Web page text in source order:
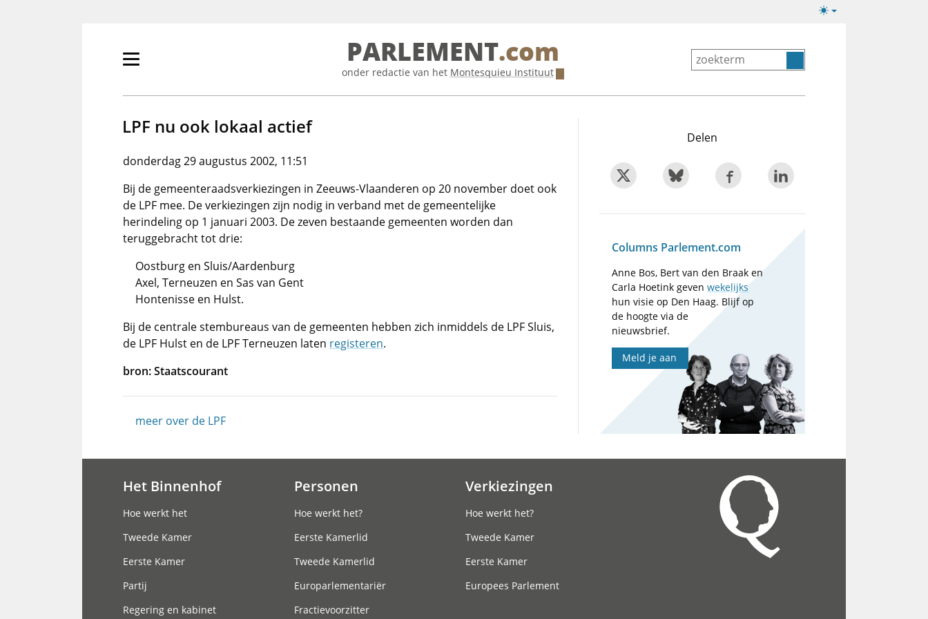
Lichte/donkere
Primair
tonen/verbergen
PARLEMENT.com
onder redactie van het Montesquieu Instituut
LPF nu ook lokaal actief
donderdag 29 augustus 2002, 11:51
Bij de gemeenteraadsverkiezingen in Zeeuws-Vlaanderen op 20 november doet ook
de LPF mee. De verkiezingen zijn nodig in verband met de gemeentelijke
herindeling op 1 januari 2003. De zeven bestaande gemeenten worden dan
teruggebracht tot drie:
Oostburg en Sluis/Aardenburg
Axel, Terneuzen en Sas van Gent
Hontenisse en Hulst.
Bij de centrale stembureaus van de gemeenten hebben zich inmiddels de LPF Sluis,
de LPF Hulst en de LPF Terneuzen laten registeren.
bron: Staatscourant
meer over de LPF
Delen
Columns Parlement.com
Anne Bos, Bert van den Braak en
Carla Hoetink gevenwekelijks
hun visie op Den Haag. Blijf op
de hoogte via de
nieuwsbrief.
Meld je aan
Het Binnenhof
Hoe werkt het
Tweede Kamer
Eerste Kamer
Partij
Regering en kabinet
Personen
Hoe werkt het?
Eerste Kamerlid
Tweede Kamerlid
Europarlementariër
Fractievoorzitter
Verkiezingen
Hoe werkt het?
Tweede Kamer
Eerste Kamer
Europees Parlement